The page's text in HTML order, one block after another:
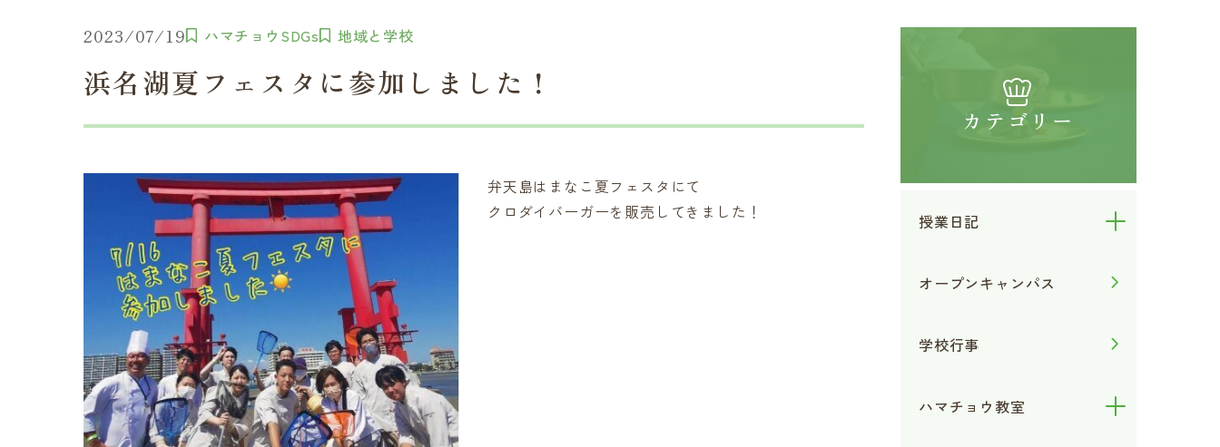
2023/07/19 ハマチョウSDGs 地域と学校
浜名湖夏フェスタに参加しました！
弁天島はまなこ夏フェスタにて
クロダイバーガーを販売してきました！
カテゴリー
授業日記
オープンキャンパス
学校行事
ハマチョウ教室